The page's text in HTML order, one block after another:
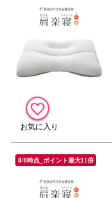
8/8時点_ポイント最大11倍